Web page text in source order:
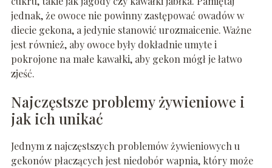
jednak, że owoce nie powinny zastępować owadów w
diecie gekona, a jedynie stanowić urozmaicenie. Ważne
jest również, aby owoce były dokładnie umyte i
pokrojone na małe kawałki, aby gekon mógł je łatwo
zjeść.
Najczęstsze problemy żywieniowe i
jak ich unikać
Jednym z najczęstszych problemów żywieniowych u
gekonów płaczących jest niedobór wapnia, który może